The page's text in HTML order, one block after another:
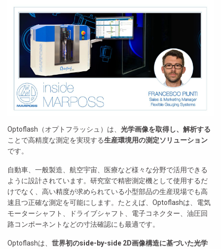
한국어 (Korean)
Optoflash（オプトフラッシュ）は、 光学画像を取得し、解析する
ことで高精度な測定を実現する生産環境用の測定ソリューション
です。
自動車、一般製造、航空宇宙、医療など様々な分野で活用できる
ように設計されています。研究室で精密測定機として使用するだ
けでなく、高い精度が求められている小型部品の生産現場でも高
速且つ正確な測定を可能にします。たとえば、Optoflashは、電気
モーターシャフト、ドライブシャフト、電子コネクター、油圧回
路コンポーネントなどの寸法確認にも最適です。
Optoflashは、 世界初のside-by-side 2D画像構造に基づいた光学